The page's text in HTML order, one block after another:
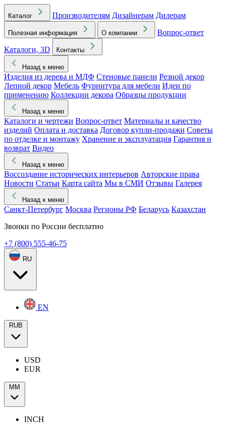
Каталог Производителям Дизайнерам Дилерам
Полезная информация О компании
Вопрос-ответ
Каталоги, 3D
Контакты
Назад к меню
Изделия из дерева и МДФ Стеновые панели Резной декор
Лепной декор Мебель Фурнитура для мебели Идеи по
применению Коллекции декора Образцы продукции
Назад к меню
Каталоги и чертежи Вопрос-ответ Материалы и качество
изделий Оплата и доставка Договор купли-продажи Советы
по отделке и монтажу Хранение и эксплуатация Гарантия и
возврат Видео
Назад к меню
Воссоздание исторических интерьеров Авторские права
Новости Статьи Карта сайта Мы в СМИ Отзывы Галерея
Назад к меню
Санкт-Петербург Москва Регионы РФ Беларусь Казахстан
Звонки по России бесплатно
+7 (800) 555-46-75
RU
EN
RUB
USD
EUR
ММ
INCH